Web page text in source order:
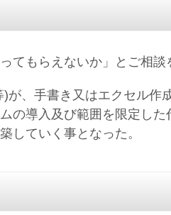
てもらえないか」とご相談
、手書き又はエクセル作
の導入及び範囲を限定し
していく事となった。